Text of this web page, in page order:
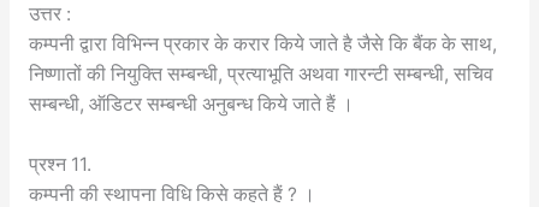
उत्तर :
कम्पनी द्वारा विभिन्न प्रकार के करार किये जाते है जैसे कि बैंक के साथ,
निष्णातों की नियुक्ति सम्बन्धी, प्रत्याभूति अथवा गारन्टी सम्बन्धी, सचिव
सम्बन्धी, ऑडिटर सम्बन्धी अनुबन्ध किये जाते हैं ।
प्रश्न 11.
कम्पनी की स्थापना विधि किसे कहते हैं ? ।